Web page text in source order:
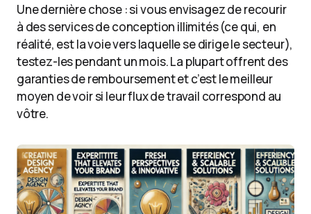
Une dernière chose : si vous envisagez de recourir
à des services de conception illimités (ce qui, en
réalité, est la voie vers laquelle se dirige le secteur),
testez-les pendant un mois. La plupart offrent des
garanties de remboursement et c’est le meilleur
moyen de voir si leur flux de travail correspond au
vôtre.